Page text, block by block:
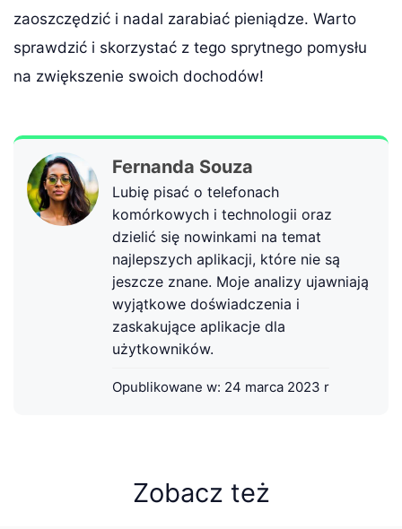
zaoszczędzić i nadal zarabiać pieniądze. Warto
sprawdzić i skorzystać z tego sprytnego pomysłu
na zwiększenie swoich dochodów!
Fernanda Souza
Lubię pisać o telefonach
komórkowych i technologii oraz
dzielić się nowinkami na temat
najlepszych aplikacji, które nie są
jeszcze znane. Moje analizy ujawniają
wyjątkowe doświadczenia i
zaskakujące aplikacje dla
użytkowników.
Opublikowane w: 24 marca 2023 r
Zobacz też